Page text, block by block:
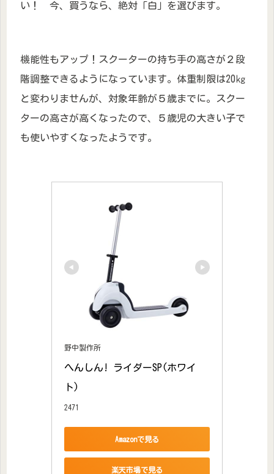
い！ 今、買うなら、絶対「白」を選びます。
機能性もアップ！スクーターの持ち手の高さが２段
階調整できるようになっています。体重制限は20㎏
と変わりませんが、対象年齢が５歳までに。スクー
ターの高さが高くなったので、５歳児の大きい子で
も使いやすくなったようです。
野中製作所
へんしん! ライダーSP(ホワイ
ト)
2471
Amazonで見る
楽天市場で見る